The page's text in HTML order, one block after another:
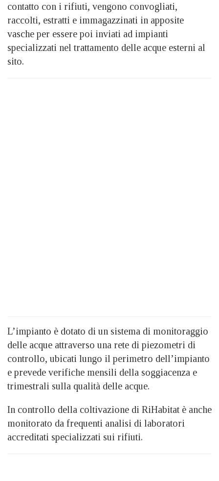
contatto con i rifiuti, vengono convogliati,
raccolti, estratti e immagazzinati in apposite
vasche per essere poi inviati ad impianti
specializzati nel trattamento delle acque esterni al
sito.
L’impianto è dotato di un sistema di monitoraggio
delle acque attraverso una rete di piezometri di
controllo, ubicati lungo il perimetro dell’impianto
e prevede verifiche mensili della soggiacenza e
trimestrali sulla qualità delle acque.
In controllo della coltivazione di RiHabitat è anche
monitorato da frequenti analisi di laboratori
accreditati specializzati sui rifiuti.